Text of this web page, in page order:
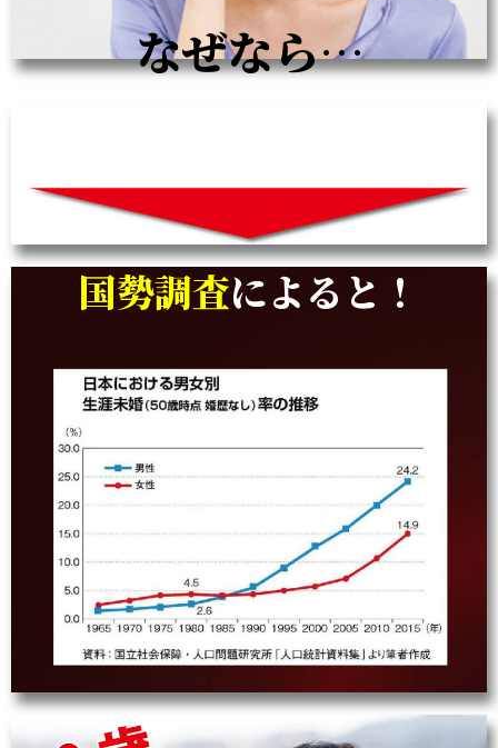
なぜなら…
国勢調査によると！